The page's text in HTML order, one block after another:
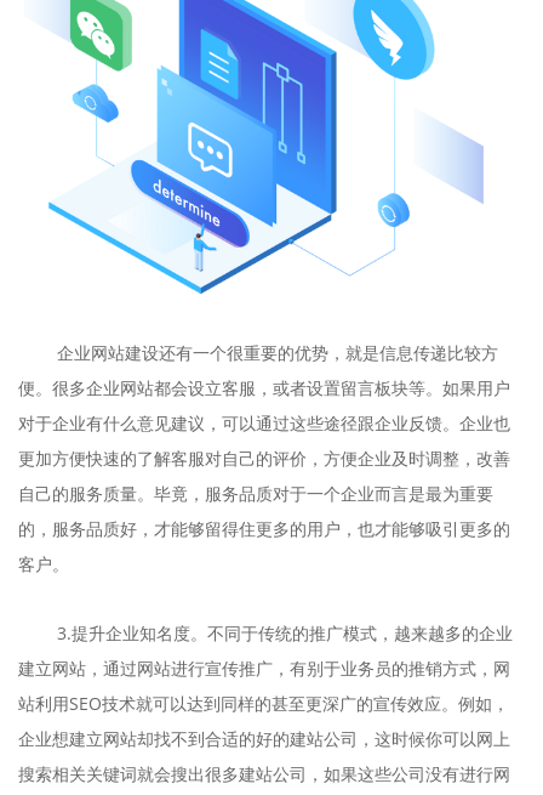
企业网站建设还有一个很重要的优势，就是信息传递比较方
便。很多企业网站都会设立客服，或者设置留言板块等。如果用户
对于企业有什么意见建议，可以通过这些途径跟企业反馈。企业也
更加方便快速的了解客服对自己的评价，方便企业及时调整，改善
自己的服务质量。毕竟，服务品质对于一个企业而言是最为重要
的，服务品质好，才能够留得住更多的用户，也才能够吸引更多的
客户。
3.提升企业知名度。不同于传统的推广模式，越来越多的企业
建立网站，通过网站进行宣传推广，有别于业务员的推销方式，网
站利用SEO技术就可以达到同样的甚至更深广的宣传效应。例如，
企业想建立网站却找不到合适的好的建站公司，这时候你可以网上
搜索相关关键词就会搜出很多建站公司，如果这些公司没有进行网